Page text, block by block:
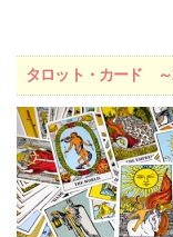
タロット・カード ～